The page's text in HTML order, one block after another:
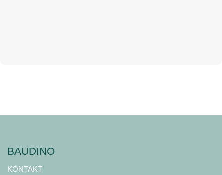
BAUDINO
KONTAKT